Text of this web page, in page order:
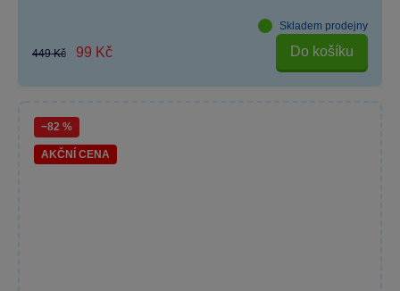
Skladem prodejny
449 Kč 99 Kč Do košíku
−82 %
AKČNÍ CENA